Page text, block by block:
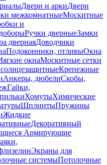
Двери и аркиДвери
межкомнатныеМоскитные
и
Ручки дверныеЗамки
двернаяДоводчики
Подоконники, отливыОкна
окнаМоскитные сетки
Крепежные
Анкеры, дюбелиСкобы,
Гайки,
ХомутыХимические
ШплинтыПружины
Жидкие
Декоративный
Армирующие
Экраны для
системыПотолочные